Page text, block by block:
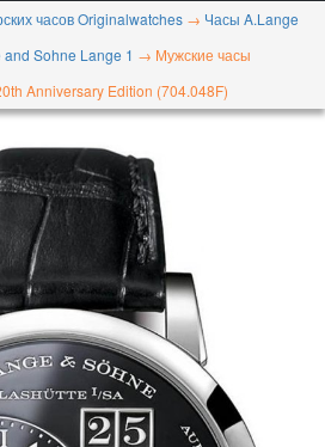
часов Originalwatches → Часы A.Lange
Sohne Lange 1 → Мужские часы
Anniversary Edition (704.048F)